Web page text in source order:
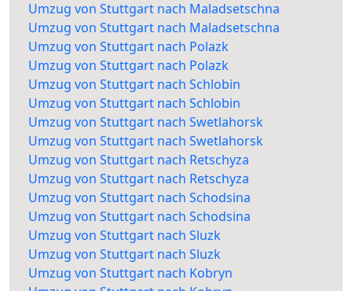
Umzug von Stuttgart nach Maladsetschna
Umzug von Stuttgart nach Maladsetschna
Umzug von Stuttgart nach Polazk
Umzug von Stuttgart nach Polazk
Umzug von Stuttgart nach Schlobin
Umzug von Stuttgart nach Schlobin
Umzug von Stuttgart nach Swetlahorsk
Umzug von Stuttgart nach Swetlahorsk
Umzug von Stuttgart nach Retschyza
Umzug von Stuttgart nach Retschyza
Umzug von Stuttgart nach Schodsina
Umzug von Stuttgart nach Schodsina
Umzug von Stuttgart nach Sluzk
Umzug von Stuttgart nach Sluzk
Umzug von Stuttgart nach Kobryn